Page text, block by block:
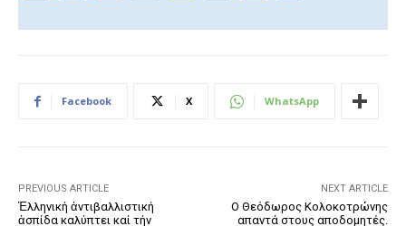
c
b
k
ss
n
tt
ail tF d
e
at
A
k
dI
Facebook X WhatsApp
PREVIOUS ARTICLE
Ἑλληνική ἀντιβαλλιστική
ἀσπίδα καλύπτει καί τήν
NEXT ARTICLE
Ο Θεόδωρος Κολοκοτρώνης
απαντά στους αποδομητές.